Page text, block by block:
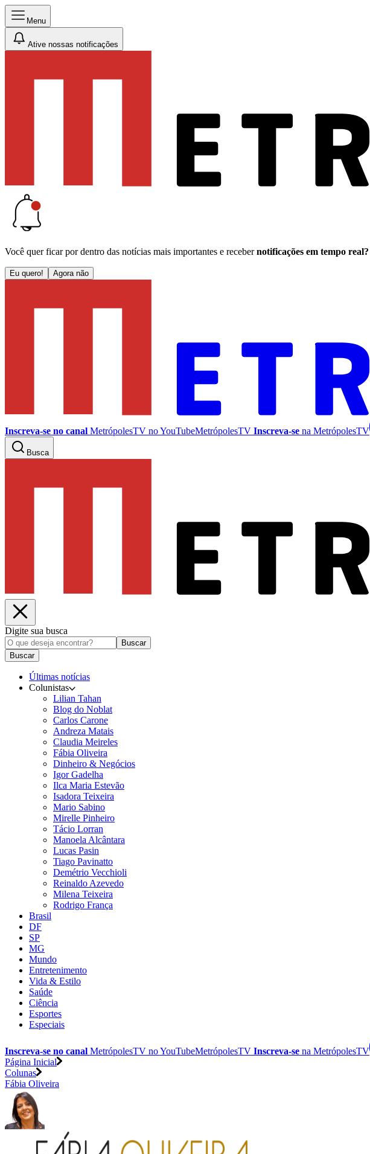
Menu
Ative nossas notificações
Você quer ficar por dentro das notícias mais importantes e receber notificações em tempo real?
Eu quero! Agora não
Inscreva-se no canal MetrópolesTV noYouTubeMetrópolesTV Inscreva-se na MetrópolesTV
Busca
Digite sua busca
Buscar
Buscar
Últimas notícias
Colunistas
Lilian Tahan
Blog do Noblat
Carlos Carone
Andreza Matais
Claudia Meireles
Fábia Oliveira
Dinheiro & Negócios
Igor Gadelha
Ilca Maria Estevão
Isadora Teixeira
Mario Sabino
Mirelle Pinheiro
Tácio Lorran
Manoela Alcântara
Lucas Pasin
Tiago Pavinatto
Demétrio Vecchioli
Reinaldo Azevedo
Milena Teixeira
Rodrigo França
Brasil
DF
SP
MG
Mundo
Entretenimento
Vida & Estilo
Saúde
Ciência
Esportes
Especiais
Inscreva-se no canal MetrópolesTV noYouTubeMetrópolesTV Inscreva-se na MetrópolesTV
Página Inicial
Colunas
Fábia Oliveira